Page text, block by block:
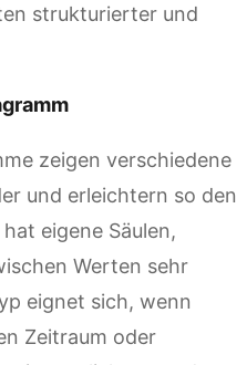
strukturierter und
zeigen verschiedene
und erleichtern so den
eigene Säulen,
Werten sehr
eignet sich, wenn
Zeitraum oder